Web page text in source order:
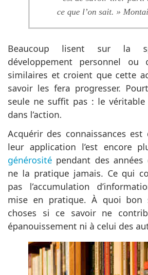
ce que l’on sait. »
Beaucoup lisent sur la
développement personnel ou
similaires et croient que cette
savoir les fera progresser.
seule ne suffit pas : le véritable
dans l’action.
Acquérir des connaissances est
leur application l’est encore
générosité pendant des années
ne la pratique jamais. Ce qui
pas l’accumulation
mise en pratique. À quoi bon
choses si ce savoir ne
épanouissement ni à celui des